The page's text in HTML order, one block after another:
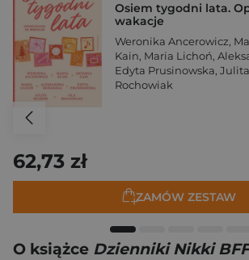
Osiem tygodni lata.
wakacje
Weronika Ancerowicz,
Kain, Maria Lichoń,
Edyta Prusinowska,
Rochowiak
62,73 zł
ZAMÓW ZESTAW
O książce Dzienniki Nikki